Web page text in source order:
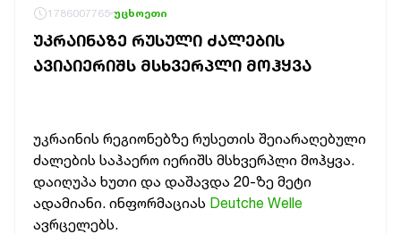
1786007765 უცხოეთი
ᲣᲙᲠᲐᲘᲜᲐᲖᲔ ᲠᲣᲡᲣᲚᲘ ᲫᲐᲚᲔᲑᲘᲡ
ᲐᲕᲘᲐᲘᲔᲠᲘᲨᲡ ᲛᲡᲮᲕᲔᲠᲞᲚᲘ ᲛᲝᲰᲧᲕᲐ
უკრაინის რეგიონებზე რუსეთის შეიარაღებული
ძალების საჰაერო იერიშს მსხვერპლი მოჰყვა.
დაიღუპა ხუთი და დაშავდა 20-ზე მეტი
ადამიანი. ინფორმაციას Deutche Welle
ავრცელებს.